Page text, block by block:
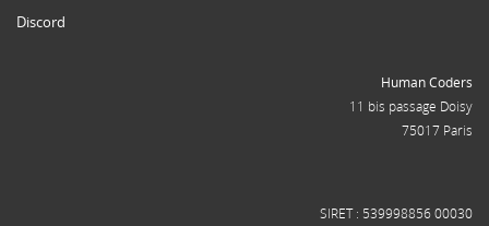
Discord
Human Coders
11 bis passage Doisy
75017 Paris
SIRET : 539998856 00030